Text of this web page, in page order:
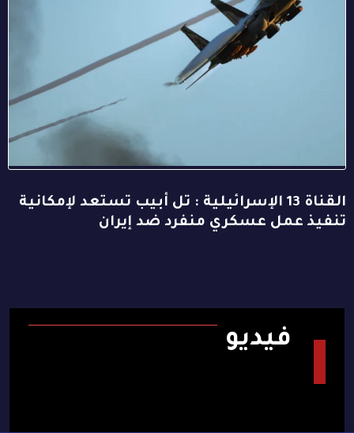
القناة 13 الإسرائيلية : تل أبيب تستعد لإمكانية
تنفيذ عمل عسكري منفرد ضد إيران
فيديو